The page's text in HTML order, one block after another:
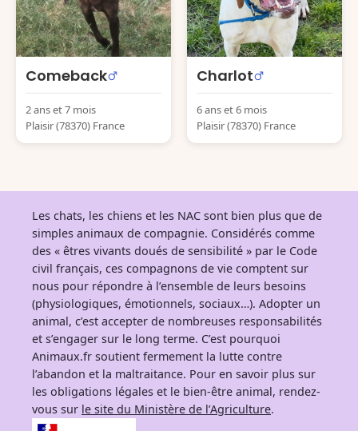
Comeback
2 ans et 7 mois
Plaisir (78370) France
Charlot
6 ans et 6 mois
Plaisir (78370) France
Les chats, les chiens et les NAC sont bien plus que de
simples animaux de compagnie. Considérés comme
des « êtres vivants doués de sensibilité » par le Code
civil français, ces compagnons de vie comptent sur
nous pour répondre à l’ensemble de leurs besoins
(physiologiques, émotionnels, sociaux…). Adopter un
animal, c’est accepter de nombreuses responsabilités
et s’engager sur le long terme. C’est pourquoi
Animaux.fr soutient fermement la lutte contre
l’abandon et la maltraitance. Pour en savoir plus sur
les obligations légales et le bien-être animal, rendez-
vous sur le site du Ministère de l’Agriculture.